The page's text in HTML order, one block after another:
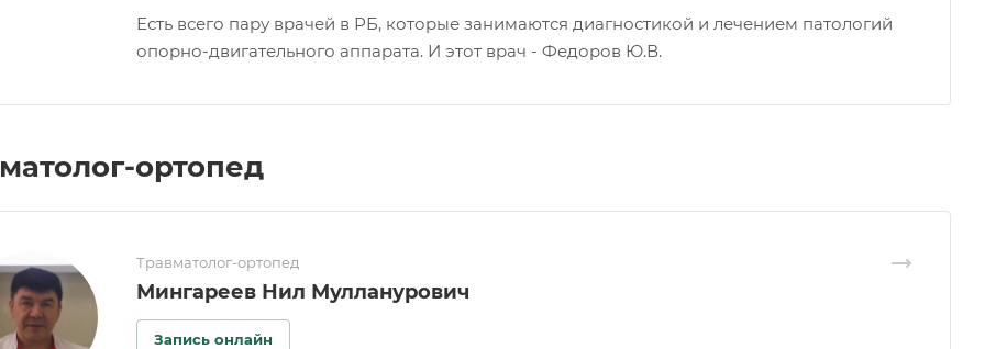
Есть всего пару врачей в РБ, которые занимаются диагностикой и лечением патологий
опорно-двигательного аппарата. И этот врач - Федоров Ю.В.
ортопед
Травматолог-ортопед
Мингареев Нил Мулланурович
Запись онлайн